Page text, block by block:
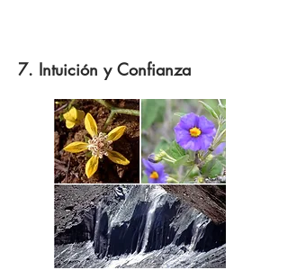
7. Intuición y Confianza